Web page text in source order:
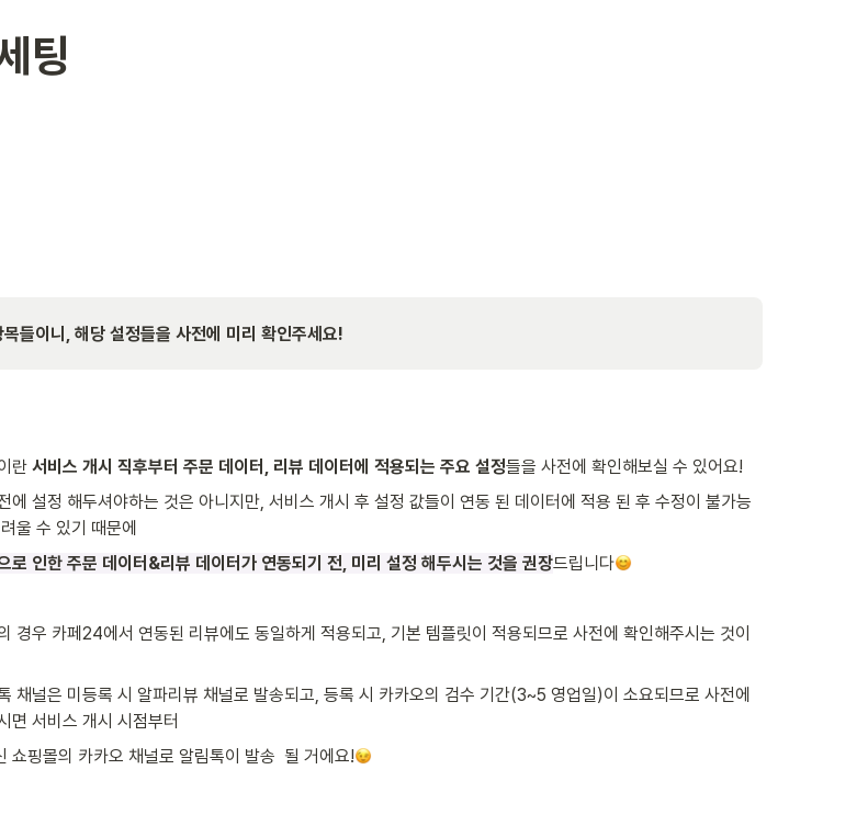
팅
들이니, 해당 설정들을 사전에 미리 확인주세요!
란 서비스 개시 직후부터 주문 데이터, 리뷰 데이터에 적용되는 주요 설정들을 사전에 확인해보실 수 있어요!
에 설정 해두셔야하는 것은 아니지만, 서비스 개시 후 설정 값들이 연동 된 데이터에 적용 된 후 수정이 불가능
울 수 있기 때문에
로 인한 주문 데이터&리뷰 데이터가 연동되기 전, 미리 설정 해두시는 것을 권장드립니다
경우 카페24에서 연동된 리뷰에도 동일하게 적용되고, 기본 템플릿이 적용되므로 사전에 확인해주시는 것이
채널은 미등록 시 알파리뷰 채널로 발송되고, 등록 시 카카오의 검수 기간(3~5 영업일)이 소요되므로 사전에
면 서비스 개시 시점부터
쇼핑몰의 카카오 채널로 알림톡이 발송  될 거에요!